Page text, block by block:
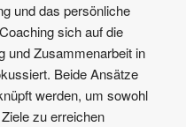
und das persönliche
sich auf die
und Zusammenarbeit in
Beide Ansätze
werden, um sowohl
zu erreichen